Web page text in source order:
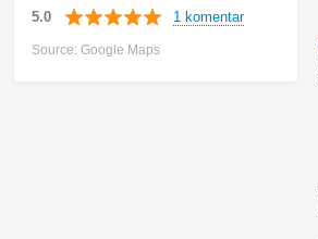
5.0 1 komentar
Source: Google Maps